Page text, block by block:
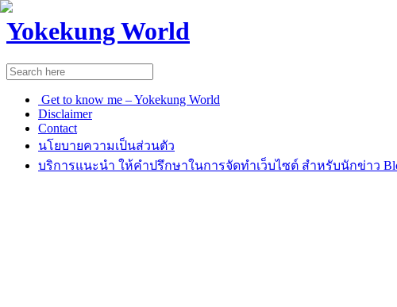
Yokekung World
Get to know me – Yokekung World
Disclaimer
Contact
นโยบายความเป็นส่วนตัว
บริการแนะนำ ให้คำปรึกษาในการจัดทำเว็บไซต์ สำหรับนักข่าว